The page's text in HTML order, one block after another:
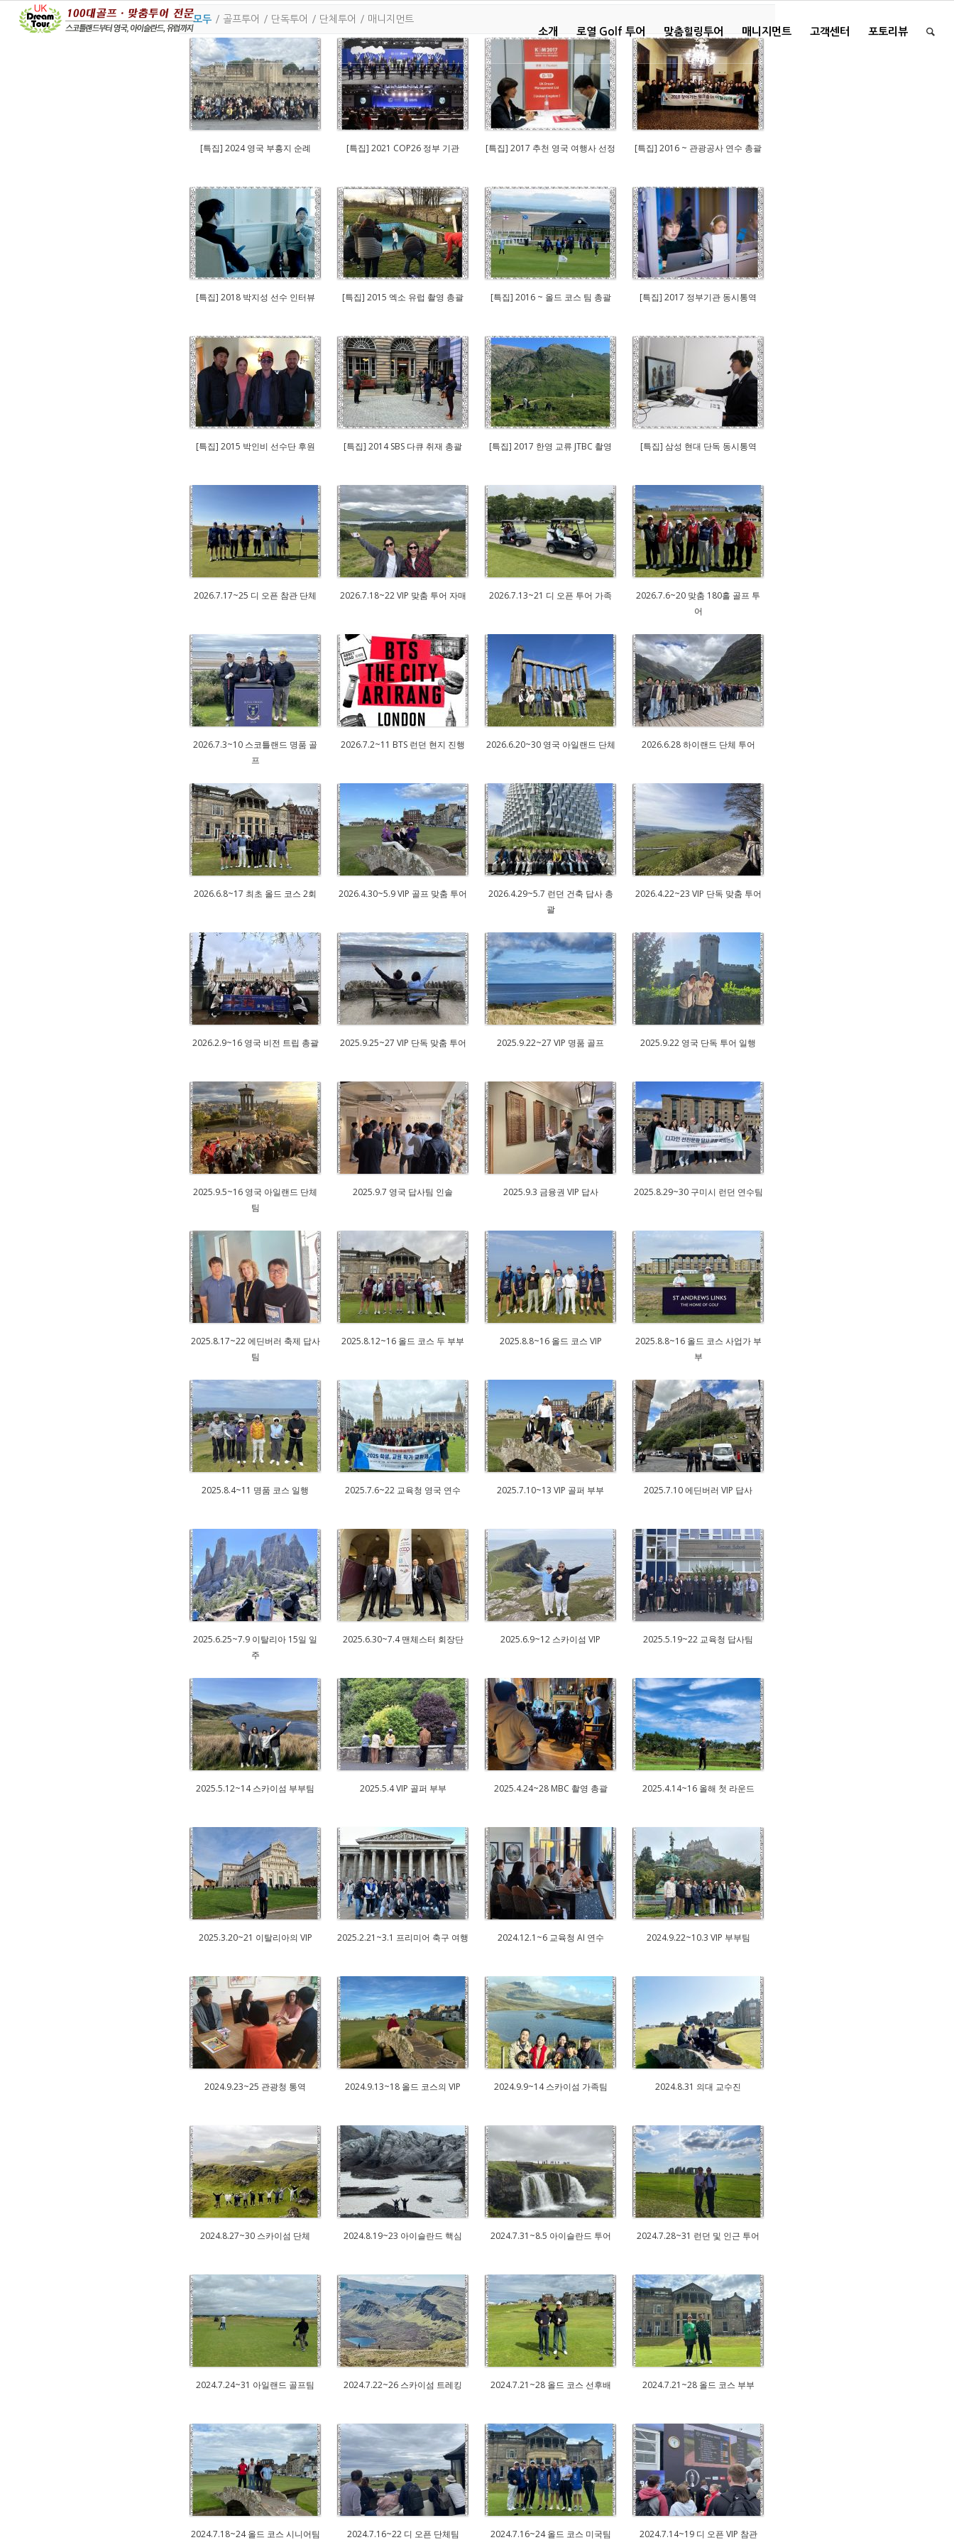
소개 로열 Golf 투어 맞춤힐링투어 매니지먼트 고객센터 포토리뷰
모두 / 골프투어 / 단독투어 / 단체투어 / 매니지먼트
[특집] 2024 영국 부흥지 순례 [특집] 2021 COP26 정부 기관 [특집] 2017 추천 영국 여행사 선정 [특집] 2016 ~ 관광공사 연수 총괄
[특집] 2018 박지성 선수 인터뷰 [특집] 2015 엑소 유럽 촬영 총괄 [특집] 2016 ~ 올드 코스 팀 총괄 [특집] 2017 정부기관 동시통역
[특집] 2015 박인비 선수단 후원 [특집] 2014 SBS 다큐 취재 총괄 [특집] 2017 한영 교류 JTBC 촬영 [특집] 삼성 현대 단독 동시통역
2026.7.17~25 디 오픈 참관 단체 2026.7.18~22 VIP 맞춤 투어 자매 2026.7.13~21 디 오픈 투어 가족
2026.7.6~20 맞춤 180홀 골프 투
어
2026.7.3~10 스코틀랜드 명품 골
프
2026.7.2~11 BTS 런던 현지 진행 2026.6.20~30 영국 아일랜드 단체 2026.6.28 하이랜드 단체 투어
2026.6.8~17 최초 올드 코스 2회 2026.4.30~5.9 VIP 골프 맞춤 투어
2026.4.29~5.7 런던 건축 답사 총
괄
2026.4.22~23 VIP 단독 맞춤 투어
2026.2.9~16 영국 비전 트립 총괄 2025.9.25~27 VIP 단독 맞춤 투어 2025.9.22~27 VIP 명품 골프 2025.9.22 영국 단독 투어 일행
2025.9.5~16 영국 아일랜드 단체
팀
2025.9.7 영국 답사팀 인솔 2025.9.3 금융권 VIP 답사 2025.8.29~30 구미시 런던 연수팀
2025.8.17~22 에딘버러 축제 답사
팀
2025.8.12~16 올드 코스 두 부부 2025.8.8~16 올드 코스 VIP
2025.8.8~16 올드 코스 사업가 부
부
2025.8.4~11 명품 코스 일행 2025.7.6~22 교육청 영국 연수 2025.7.10~13 VIP 골퍼 부부 2025.7.10 에딘버러 VIP 답사
2025.6.25~7.9 이탈리아 15일 일
주
2025.6.30~7.4 맨체스터 회장단 2025.6.9~12 스카이섬 VIP 2025.5.19~22 교육청 답사팀
2025.5.12~14 스카이섬 부부팀 2025.5.4 VIP 골퍼 부부 2025.4.24~28 MBC 촬영 총괄 2025.4.14~16 올해 첫 라운드
2025.3.20~21 이탈리아의 VIP 2025.2.21~3.1 프리미어 축구 여행 2024.12.1~6 교육청 AI 연수 2024.9.22~10.3 VIP 부부팀
2024.9.23~25 관광청 통역 2024.9.13~18 올드 코스의 VIP 2024.9.9~14 스카이섬 가족팀 2024.8.31 의대 교수진
2024.8.27~30 스카이섬 단체 2024.8.19~23 아이슬란드 핵심 2024.7.31~8.5 아이슬란드 투어 2024.7.28~31 런던 및 인근 투어
2024.7.24~31 아일랜드 골프팀 2024.7.22~26 스카이섬 트레킹 2024.7.21~28 올드 코스 선후배 2024.7.21~28 올드 코스 부부
2024.7.18~24 올드 코스 시니어팀 2024.7.16~22 디 오픈 단체팀 2024.7.16~24 올드 코스 미국팀 2024.7.14~19 디 오픈 VIP 참관